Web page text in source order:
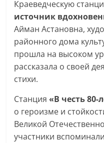
Краеведческую
источник
Айман Астановна,
районного дома
прошла на высоком
рассказала о своей
стихи.
Станция«В честь
о героизме и
Великой
участники